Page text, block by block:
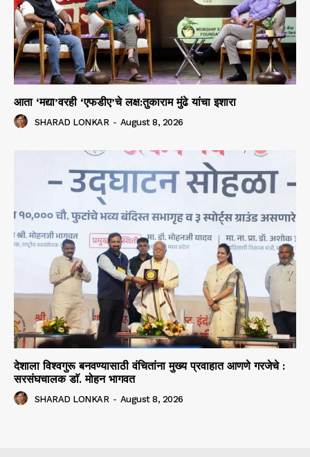
आता ‘मद्या’वरही ‘एफडीए’चे लक्ष:तुकाराम मुंढे यांचा इशारा
SHARAD LONKAR - August 8, 2026
देशाला विश्वगुरू बनवण्यासाठी वंचितांना मुख्य प्रवाहात आणणे गरजेचे :
सरसंघचालक डाॅ. मोहन भागवत
SHARAD LONKAR - August 8, 2026